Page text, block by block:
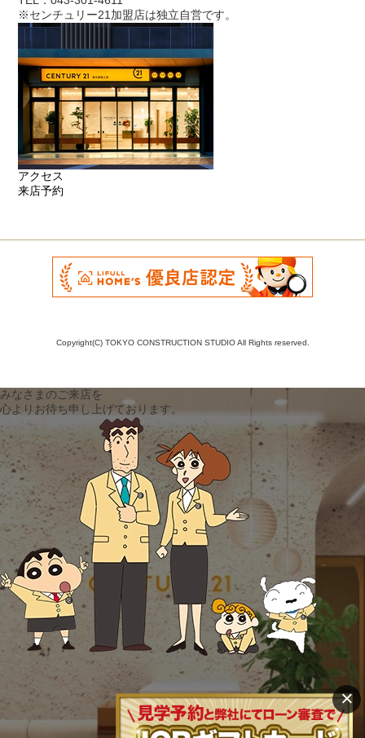
※センチュリー21加盟店は独立自営です。
アクセス
来店予約
Copyright(C) TOKYO CONSTRUCTION STUDIO All Rights reserved.
みなさまのご来店を
心よりお待ち申し上げております。
×